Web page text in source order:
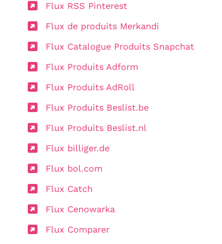
Flux RSS Pinterest
Flux de produits Merkandi
Flux Catalogue Produits Snapchat
Flux Produits Adform
Flux Produits AdRoll
Flux Produits Beslist.be
Flux Produits Beslist.nl
Flux billiger.de
Flux bol.com
Flux Catch
Flux Cenowarka
Flux Comparer